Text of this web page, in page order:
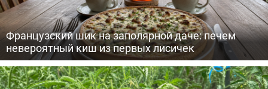
Французский шик на заполярной даче: печем
невероятный киш из первых лисичек